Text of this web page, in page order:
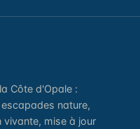
Côte d'Opale :
nature,
vivante, mise à jour